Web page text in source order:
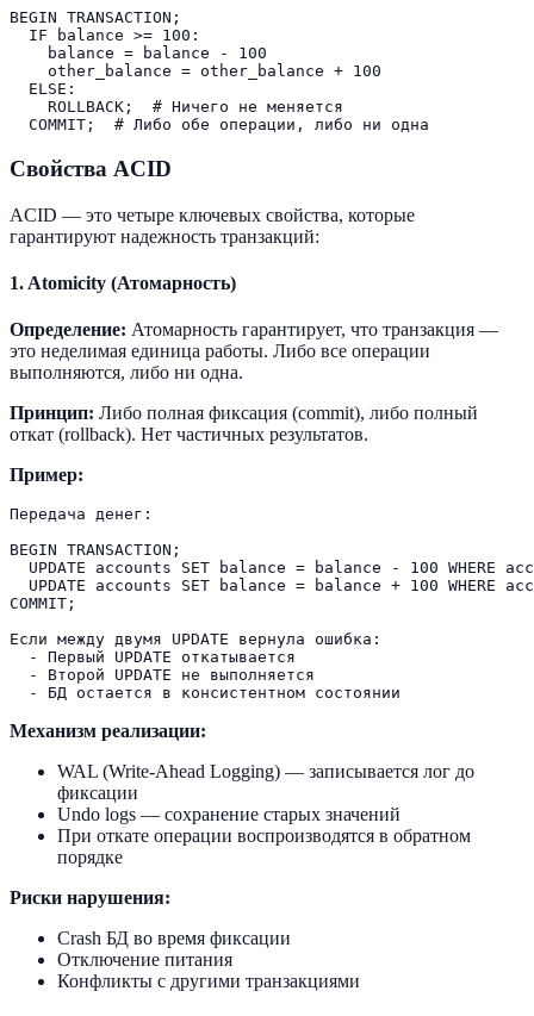
BEGIN TRANSACTION;
  IF balance >= 100:
    balance = balance - 100
    other_balance = other_balance + 100
  ELSE:
    ROLLBACK;  # Ничего не меняется
Свойства ACID
ACID — это четыре ключевых свойства, которые
гарантируют надежность транзакций:
1. Atomicity (Атомарность)
Определение: Атомарность гарантирует, что транзакция —
это неделимая единица работы. Либо все операции
выполняются, либо ни одна.
Принцип: Либо полная фиксация (commit), либо полный
откат (rollback). Нет частичных результатов.
Пример:
Передача денег:
BEGIN TRANSACTION;
UPDATE accounts SET balance = balance - 100 WHERE
UPDATE accounts SET balance = balance + 100 WHERE
COMMIT;
Если между двумя UPDATE вернула ошибка:
  - Первый UPDATE откатывается
  - Второй UPDATE не выполняется
Механизм реализации:
WAL (Write-Ahead Logging) — записывается лог до
фиксации
Undo logs — сохранение старых значений
При откате операции воспроизводятся в обратном
порядке
Риски нарушения:
Crash БД во время фиксации
Отключение питания
Конфликты с другими транзакциями